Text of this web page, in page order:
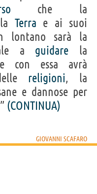
che la
Terra e ai suoi
lontano sarà la
a guidare la
con essa avrà
religioni, la
e dannose per
(CONTINUA)
GIOVANNI SCAFARO